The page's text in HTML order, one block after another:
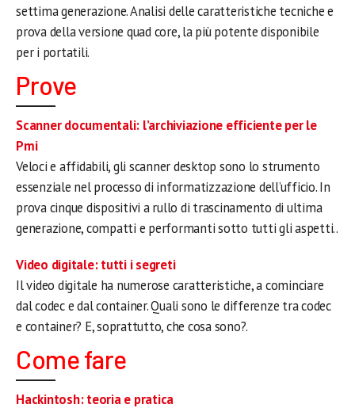
settima generazione. Analisi delle caratteristiche tecniche e
prova della versione quad core, la più potente disponibile
per i portatili.
Prove
Scanner documentali: l’archiviazione efficiente per le
Pmi
Veloci e affidabili, gli scanner desktop sono lo strumento
essenziale nel processo di informatizzazione dell’ufficio. In
prova cinque dispositivi a rullo di trascinamento di ultima
generazione, compatti e performanti sotto tutti gli aspetti..
Video digitale: tutti i segreti
Il video digitale ha numerose caratteristiche, a cominciare
dal codec e dal container. Quali sono le differenze tra codec
e container? E, soprattutto, che cosa sono?.
Come fare
Hackintosh: teoria e pratica